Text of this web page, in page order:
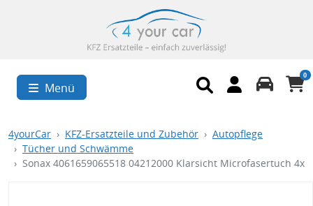
Menü
0
4yourCar KFZ-Ersatzteile und Zubehör
Autopflege
Tücher und Schwämme
Sonax 4061659065518 04212000 Klarsicht Microfasertuch 4x